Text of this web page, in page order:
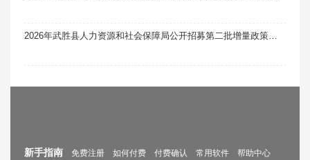
新手指南 免费注册 如何付费 付费确认 常用软件 帮助中心